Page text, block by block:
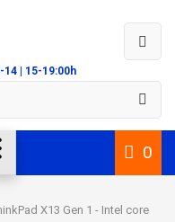
14 | 15-19:00h
0
X13 Gen 1 - Intel core